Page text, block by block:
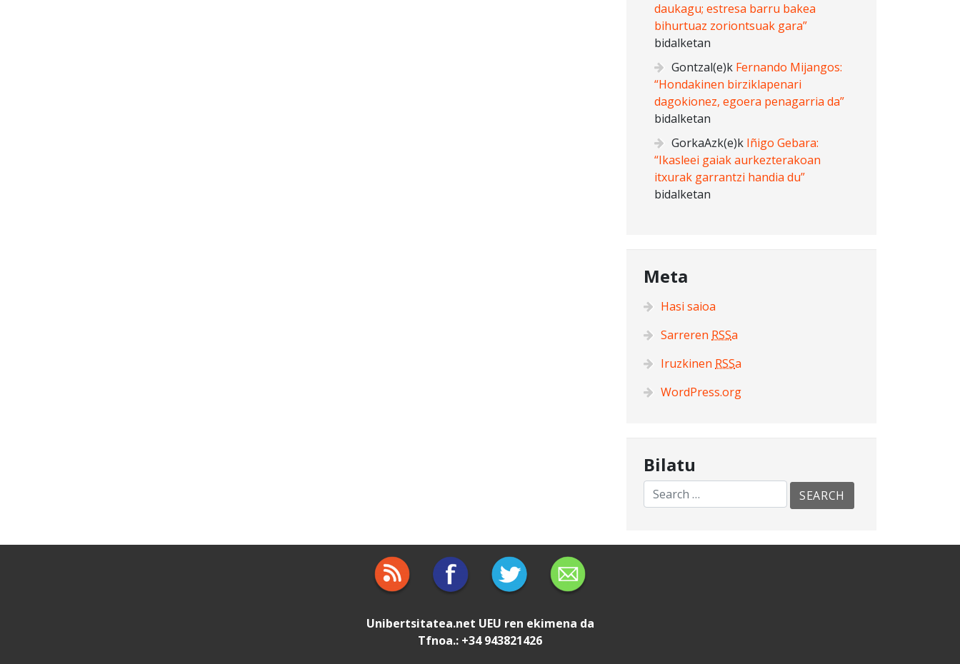
daukagu; estresa barru bakea
bihurtuaz zoriontsuak gara”
bidalketan
Gontzal(e)k Fernando Mijangos:
“Hondakinen birziklapenari
dagokionez, egoera penagarria da”
bidalketan
GorkaAzk(e)k Iñigo Gebara:
“Ikasleei gaiak aurkezterakoan
itxurak garrantzi handia du”
bidalketan
Meta
Hasi saioa
Sarreren RSSa
Iruzkinen RSSa
WordPress.org
Bilatu
Unibertsitatea.net UEU ren ekimena da
Tfnoa.: +34 943821426